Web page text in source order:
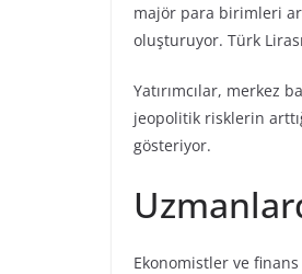
majör para birimleri
oluşturuyor. Türk
Yatırımcılar, merkez
jeopolitik risklerin
gösteriyor.
Ekonomistler ve